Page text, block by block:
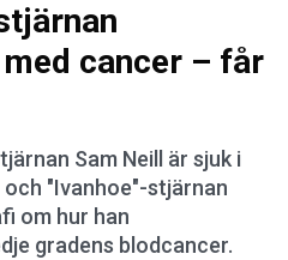
cancer – får
Sam Neill är sjuk i
"Ivanhoe"-stjärnan
om hur han
gradens blodcancer.